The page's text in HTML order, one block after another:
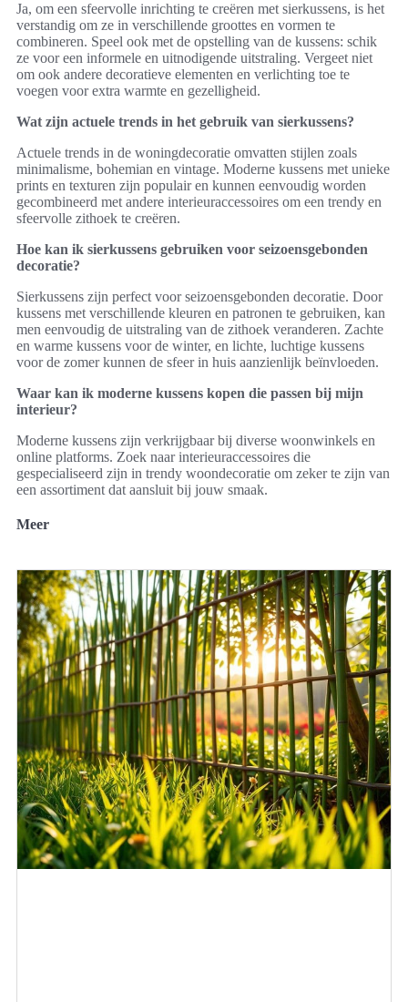
Ja, om een sfeervolle inrichting te creëren met sierkussens, is het
verstandig om ze in verschillende groottes en vormen te
combineren. Speel ook met de opstelling van de kussens: schik
ze voor een informele en uitnodigende uitstraling. Vergeet niet
om ook andere decoratieve elementen en verlichting toe te
voegen voor extra warmte en gezelligheid.
Wat zijn actuele trends in het gebruik van sierkussens?
Actuele trends in de woningdecoratie omvatten stijlen zoals
minimalisme, bohemian en vintage. Moderne kussens met unieke
prints en texturen zijn populair en kunnen eenvoudig worden
gecombineerd met andere interieuraccessoires om een trendy en
sfeervolle zithoek te creëren.
Hoe kan ik sierkussens gebruiken voor seizoensgebonden
decoratie?
Sierkussens zijn perfect voor seizoensgebonden decoratie. Door
kussens met verschillende kleuren en patronen te gebruiken, kan
men eenvoudig de uitstraling van de zithoek veranderen. Zachte
en warme kussens voor de winter, en lichte, luchtige kussens
voor de zomer kunnen de sfeer in huis aanzienlijk beïnvloeden.
Waar kan ik moderne kussens kopen die passen bij mijn
interieur?
Moderne kussens zijn verkrijgbaar bij diverse woonwinkels en
online platforms. Zoek naar interieuraccessoires die
gespecialiseerd zijn in trendy woondecoratie om zeker te zijn van
een assortiment dat aansluit bij jouw smaak.
Meer